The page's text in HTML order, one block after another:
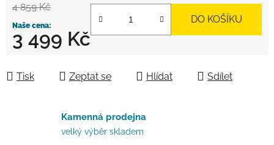
4 859 Kč
3 499 Kč
DO KOŠÍKU
Tisk Zeptat se Hlídat Sdílet
Kamenná prodejna
velký výběr skladem